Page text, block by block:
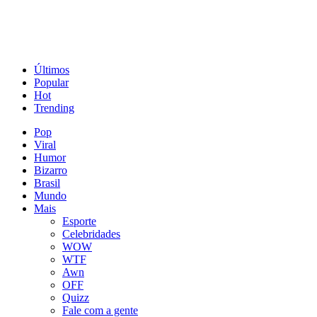
Últimos
Popular
Hot
Trending
Pop
Viral
Humor
Bizarro
Brasil
Mundo
Mais
Esporte
Celebridades
WOW
WTF
Awn
OFF
Quizz
Fale com a gente